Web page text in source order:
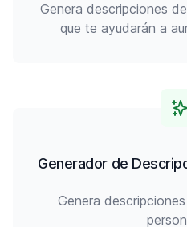
Genera descripciones
que te ayudarán a
Generador de
Genera